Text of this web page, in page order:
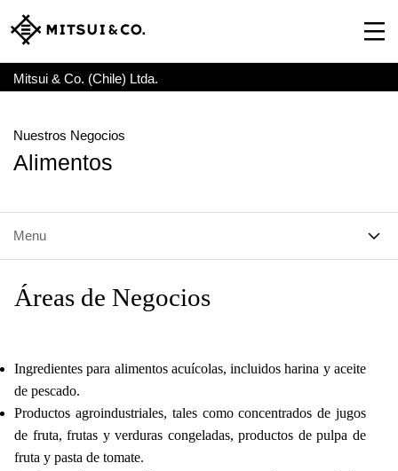
Mitsui & Co. (Chile) Ltda.
Nuestros Negocios
Alimentos
Menu
Áreas de Negocios
Ingredientes para alimentos acuícolas, incluidos harina y aceite
de pescado.
Productos agroindustriales, tales como concentrados de jugos
de fruta, frutas y verduras congeladas, productos de pulpa de
fruta y pasta de tomate.